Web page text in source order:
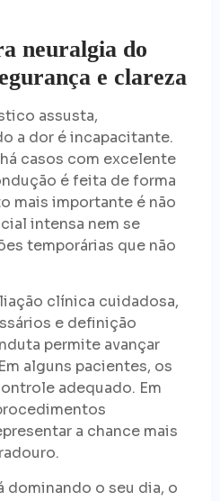
neuralgia do
e clareza
assusta,
a dor é incapacitante.
casos com excelente
é feita de forma
mais importante é não
intensa nem se
temporárias que não
clínica cuidadosa,
e definição
permite avançar
alguns pacientes, os
adequado. Em
a chance mais
dominando o seu dia, o